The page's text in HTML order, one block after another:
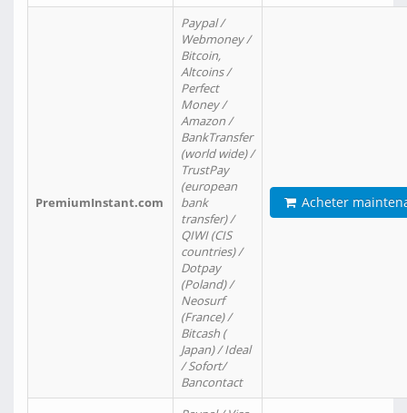
PremiumInstant.com
Paypal /
Webmoney /
Bitcoin,
Altcoins /
Perfect
Money /
Amazon /
BankTransfer
(world wide) /
TrustPay
(european
bank
transfer) /
QIWI (CIS
countries) /
Dotpay
(Poland) /
Neosurf
(France) /
Bitcash (
Japan) / Ideal
/ Sofort/
Bancontact
Acheter